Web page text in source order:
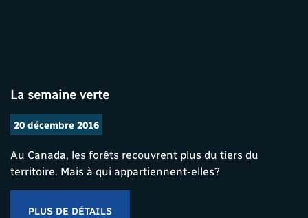
La semaine verte
20 décembre 2016
Au Canada, les forêts recouvrent plus du tiers du
territoire. Mais à qui appartiennent-elles?
PLUS DE DÉTAILS